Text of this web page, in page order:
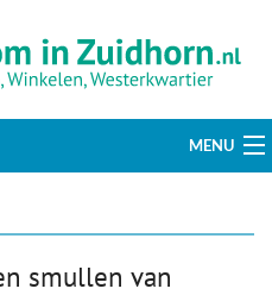
MENU
smullen van